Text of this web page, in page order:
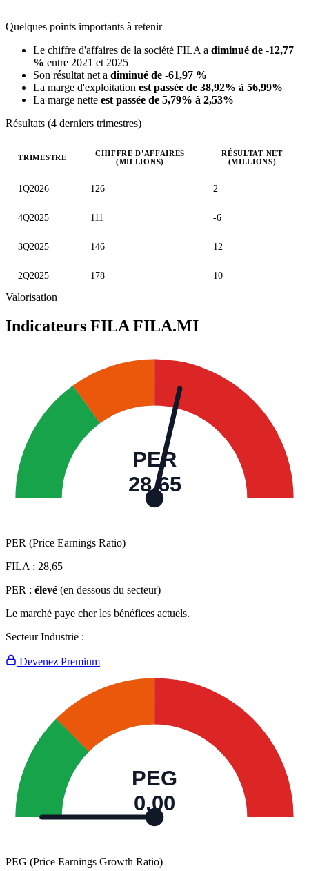
Quelques points importants à retenir
Le chiffre d'affaires de la société FILA a diminué de -12,77
% entre 2021 et 2025
Son résultat net a diminué de -61,97 %
La marge d'exploitation est passée de 38,92% à 56,99%
La marge nette est passée de 5,79% à 2,53%
Résultats (4 derniers trimestres)
TRIMESTRE
CHIFFRE D'AFFAIRES
(MILLIONS)
RÉSULTAT NET
(MILLIONS)
1Q2026 126 2
4Q2025 111 -6
3Q2025 146 12
2Q2025 178 10
Valorisation
Indicateurs FILAFILA.MI
PER
28,65
PER (Price Earnings Ratio)
FILA : 28,65
PER : élevé (en dessous du secteur)
Le marché paye cher les bénéfices actuels.
Secteur Industrie :
Devenez Premium
PEG
0,00
PEG (Price Earnings Growth Ratio)